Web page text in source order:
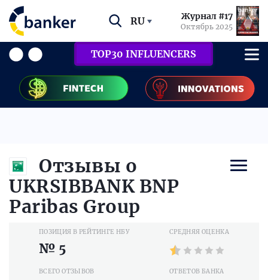
RU Журнал #17
Октябрь 2025
TOP30 INFLUENCERS
Отзывы о
UKRSIBBANK BNP
Paribas Group
ПОЗИЦИЯ В РЕЙТИНГЕ НБУ
№ 5
СРЕДНЯЯ ОЦЕНКА
ВСЕГО ОТЗЫВОВ ОТВЕТОВ БАНКА